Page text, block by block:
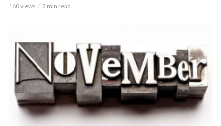
160 views 2 min read